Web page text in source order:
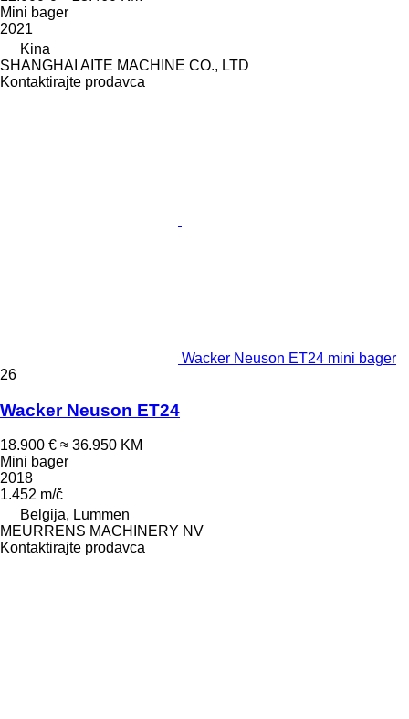
Mini bager
2021
Kina
SHANGHAI AITE MACHINE CO., LTD
Kontaktirajte prodavca
Wacker Neuson ET24 mini bager
26
Wacker Neuson ET24
18.900 € ≈ 36.950 KM
Mini bager
2018
1.452 m/č
Belgija, Lummen
MEURRENS MACHINERY NV
Kontaktirajte prodavca